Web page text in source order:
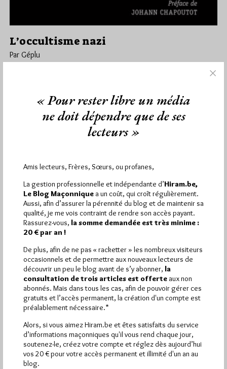
L’occultisme nazi
Par Géplu
Lu 6160 fois
Masonica cette belle recension du dernier livre de Stéphane…
Edition 1 commentaire
2 608 pagesont été lues (Source : Pirsch.io)
Plus d’informations
Abonnement aux Newsletters - RSS
« Pour rester libre un média
ne doit dépendre que de ses
lecteurs »
Amis lecteurs, Frères, Sœurs, ou profanes,
La gestion professionnelle et indépendante d’Hiram.be,
Le Blog Maçonnique a un coût, qui croît régulièrement.
Aussi, afin d’assurer la pérennité du blog et de maintenir sa
qualité, je me vois contraint de rendre son accès payant.
Rassurez-vous, la somme demandée est très minime :
20 € par an !
De plus, afin de ne pas « racketter » les nombreux visiteurs
occasionnels et de permettre aux nouveaux lecteurs de
découvrir un peu le blog avant de s’y abonner, la
consultation de trois articles est offerte aux non
abonnés. Mais dans tous les cas, afin de pouvoir gérer ces
gratuits et l’accès permanent, la création d'un compte est
préalablement nécessaire.*
Alors, si vous aimez Hiram.be et êtes satisfaits du service
d’informations maçonniques qu'il vous rend chaque jour,
soutenez-le, créez votre compte et réglez dès aujourd’hui
vos 20 € pour votre accès permanent et illimité d'un an au
blog.